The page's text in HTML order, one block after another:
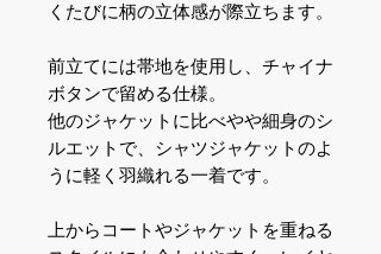
くたびに柄の立体感が際立ちます。
前立てには帯地を使用し、チャイナ
ボタンで留める仕様。
他のジャケットに比べやや細身のシ
ルエットで、シャツジャケットのよ
うに軽く羽織れる一着です。
上からコートやジャケットを重ねる